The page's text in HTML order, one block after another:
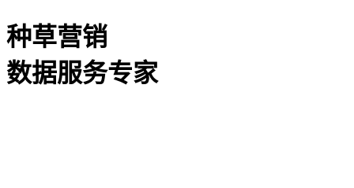
种草营销
数据服务专家